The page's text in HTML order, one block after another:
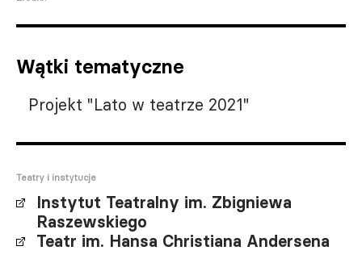
Wątki tematyczne
Projekt "Lato w teatrze 2021"
Teatry i instytucje
Instytut Teatralny im. Zbigniewa
Raszewskiego
Teatr im. Hansa Christiana Andersena